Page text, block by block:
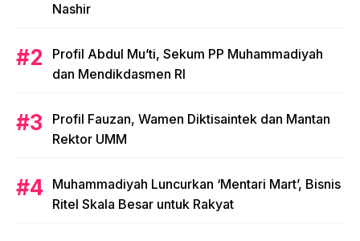
Nashir
Profil Abdul Mu’ti, Sekum PP Muhammadiyah
dan Mendikdasmen RI
Profil Fauzan, Wamen Diktisaintek dan Mantan
Rektor UMM
Muhammadiyah Luncurkan ‘Mentari Mart’, Bisnis
Ritel Skala Besar untuk Rakyat